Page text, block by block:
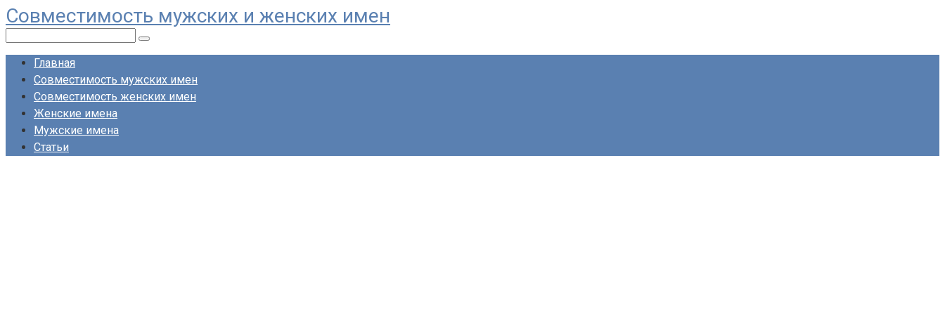
Перейти
к
контенту
Совместимость мужских и женских имен
Главная
Совместимость мужских имен
Совместимость женских имен
Женские имена
Мужские имена
Статьи